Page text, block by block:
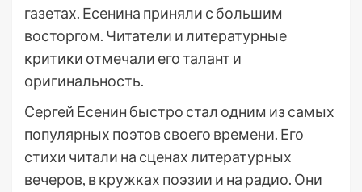
газетах. Есенина приняли с большим
восторгом. Читатели и литературные
критики отмечали его талант и
оригинальность.
Сергей Есенин быстро стал одним из самых
популярных поэтов своего времени. Его
стихи читали на сценах литературных
вечеров, в кружках поэзии и на радио. Они